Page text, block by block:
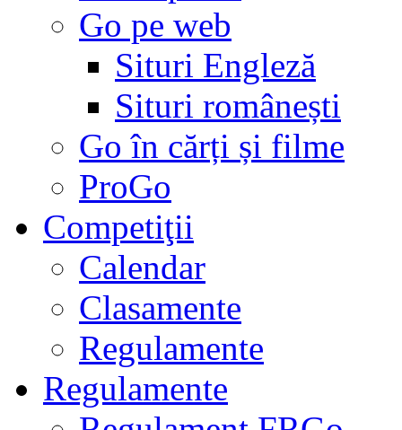
Go pe web
Situri Engleză
Situri românești
Go în cărți și filme
ProGo
Competiţii
Calendar
Clasamente
Regulamente
Regulamente